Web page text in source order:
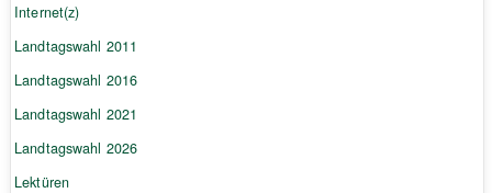
Internet(z)
Landtagswahl 2011
Landtagswahl 2016
Landtagswahl 2021
Landtagswahl 2026
Lektüren